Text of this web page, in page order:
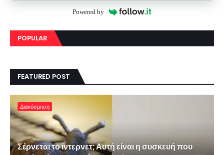
Powered by
POPULAR
FEATURED POST
Διακόσμηση
Σέρνεται το ίντερνετ; Αυτή είναι η συσκευή που